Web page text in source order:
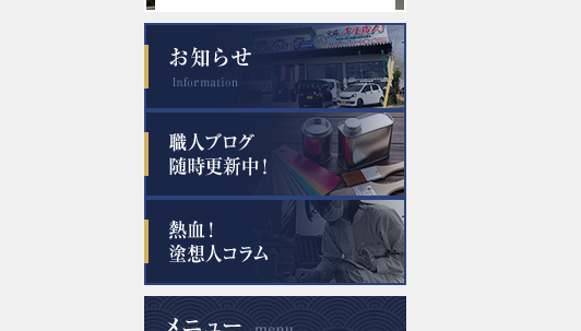
2025年9月
2025年8月
2025年7月
2025年5月
2025年4月